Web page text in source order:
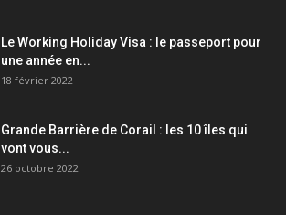
Le Working Holiday Visa : le passeport pour
une année en...
18 février 2022
Grande Barrière de Corail : les 10 îles qui
vont vous...
26 octobre 2022